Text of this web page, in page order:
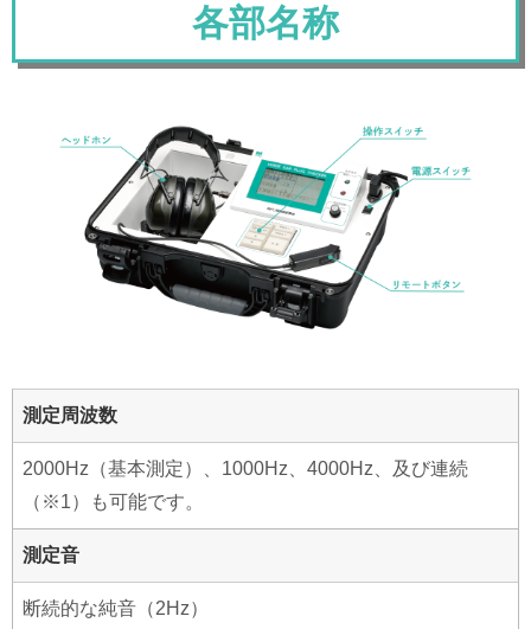
各部名称
測定周波数
2000Hz（基本測定）、1000Hz、4000Hz、及び連続
（※1）も可能です。
測定音
断続的な純音（2Hz）